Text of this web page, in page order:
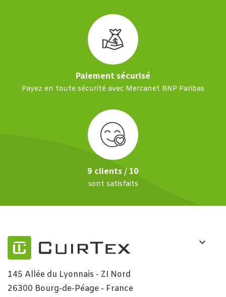
Paiement sécurisé
Payez en toute sécurité avec Mercanet BNP Paribas
9 clients / 10
sont satisfaits
145 Allée du Lyonnais - ZI Nord
26300 Bourg-de-Péage - France